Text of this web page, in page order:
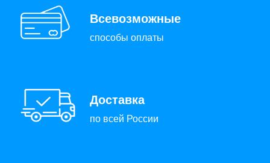
Всевозможные
способы оплаты
Доставка
по всей России